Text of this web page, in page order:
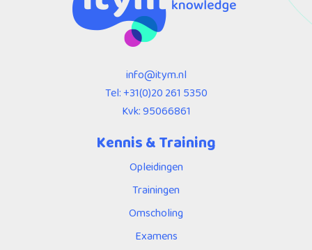
info@itym.nl
Tel:+31(0)20 261 5350
Kvk: 95066861
Kennis & Training
Opleidingen
Trainingen
Omscholing
Examens